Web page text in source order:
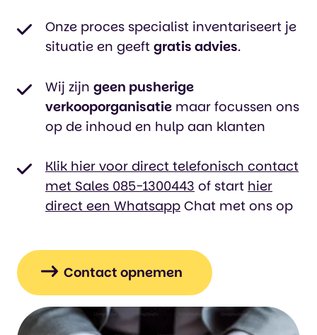
Onze proces specialist inventariseert je
situatie en geeft gratis advies.
Wij zijn geen pusherige
verkooporganisatie maar focussen ons
op de inhoud en hulp aan klanten
Klik hier voor direct telefonisch contact
met Sales 085-1300443 of start hier
direct een Whatsapp Chat met ons op
Contact opnemen
Klik